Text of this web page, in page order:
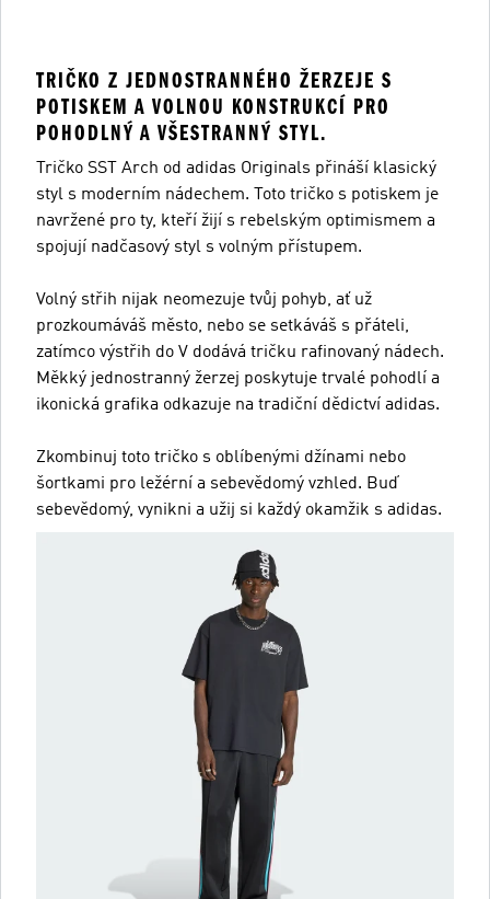
TRIČKO Z JEDNOSTRANNÉHO ŽERZEJE S
POTISKEM A VOLNOU KONSTRUKCÍ PRO
POHODLNÝ A VŠESTRANNÝ STYL.
Tričko SST Arch od adidas Originals přináší klasický
styl s moderním nádechem. Toto tričko s potiskem je
navržené pro ty, kteří žijí s rebelským optimismem a
spojují nadčasový styl s volným přístupem.
Volný střih nijak neomezuje tvůj pohyb, ať už
prozkoumáváš město, nebo se setkáváš s přáteli,
zatímco výstřih do V dodává tričku rafinovaný nádech.
Měkký jednostranný žerzej poskytuje trvalé pohodlí a
ikonická grafika odkazuje na tradiční dědictví adidas.
Zkombinuj toto tričko s oblíbenými džínami nebo
šortkami pro ležérní a sebevědomý vzhled. Buď
sebevědomý, vynikni a užij si každý okamžik s adidas.